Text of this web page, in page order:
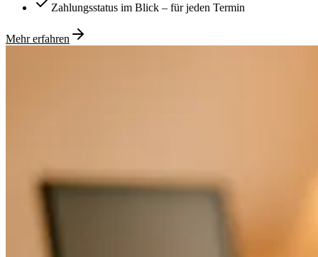
Zahlungsstatus im Blick – für jeden Termin
Mehr erfahren